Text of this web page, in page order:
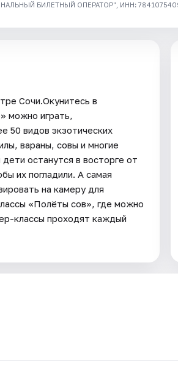
БИЛЕТНЫЙ ОПЕРАТОР", ИНН: 7841075409
Сочи.Окунитесь в
можно играть,
50 видов экзотических
вараны, совы и многие
останутся в восторге от
их погладили. А самая
на камеру для
«Полёты сов», где можно
классы проходят каждый